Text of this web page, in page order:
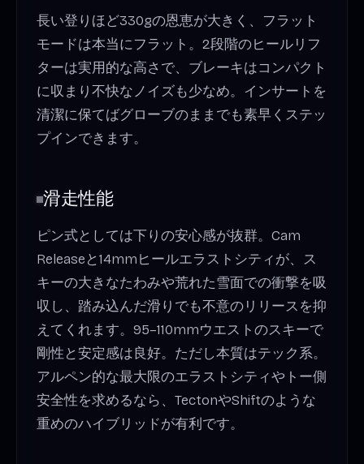
長い登りほど330gの恩恵が大きく、フラット
モードは本当にフラット。2段階のヒールリフ
ターは実用的な高さで、ブレーキはコンパクト
に収まり不快なノイズも少なめ。インサートを
清潔に保てばグローブのままでも素早くステッ
プインできます。
滑走性能
ピン式としては下りの安心感が抜群。Cam
Releaseと14mmヒールエラストシティが、ス
キーの大きなたわみや荒れた雪面での衝撃を吸
収し、踏み込んだ滑りでも不意のリリースを抑
えてくれます。95–110mmウエストのスキーで
剛性と安定感は良好。ただし本質はテック系。
アルペン的な最大限のエラストシティやトー側
安全性を求めるなら、TectonやShiftのような
重めのハイブリッドが有利です。